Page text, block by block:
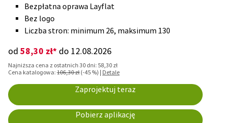
Bezpłatna oprawa Layflat
Bez logo
Liczba stron: minimum 26, maksimum 130
od 58,30 zł* do 12.08.2026
Najniższa cena z ostatnich 30 dni: 58,30 zł
Cena katalogowa:106,30 zł(-45 %) | Detale
Zaprojektuj teraz
Pobierz aplikację